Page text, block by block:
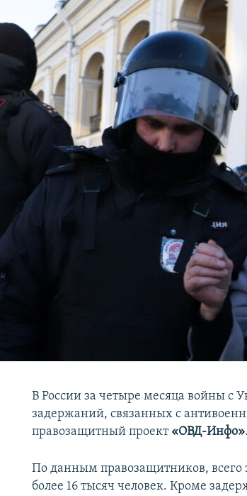
В России за четыре месяца войны с
задержаний, связанных с
правозащитный проект «ОВД-Инфо».
По данным правозащитников,
более 16 тысяч человек. Кроме